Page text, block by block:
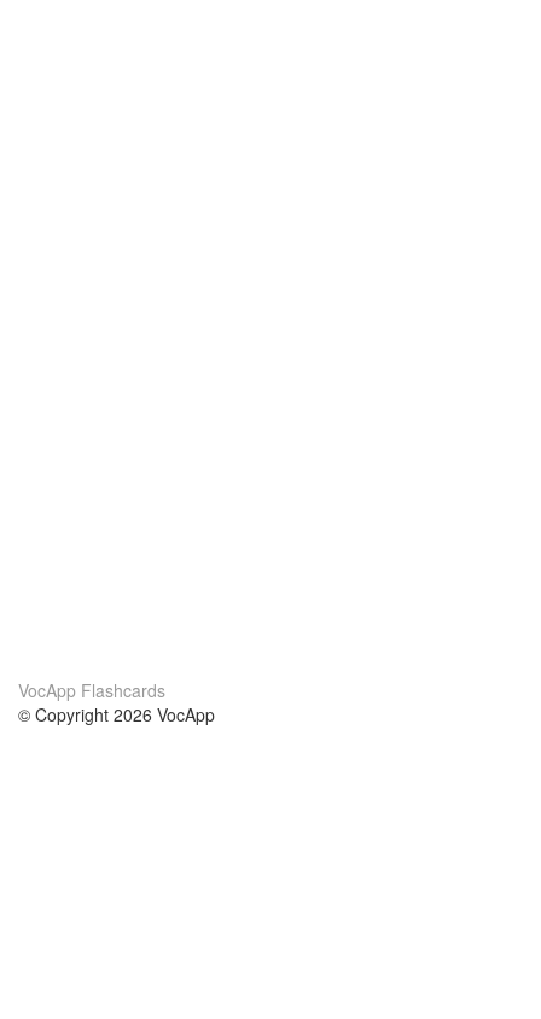
VocApp Flashcards
© Copyright 2026 VocApp